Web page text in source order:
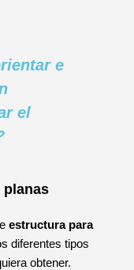
e
el
planas
estructura para
diferentes tipos
obtener.